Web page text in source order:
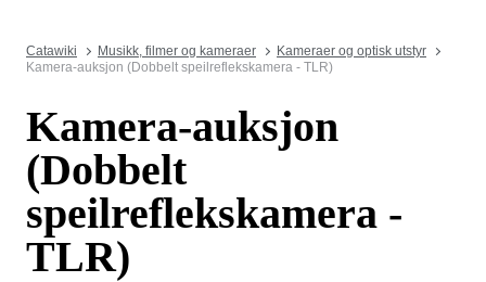
Catawiki Musikk, filmer og kameraer
Kameraer og optisk utstyr
Kamera-auksjon (Dobbelt speilreflekskamera - TLR)
Kamera-auksjon
(Dobbelt
speilreflekskamera -
TLR)